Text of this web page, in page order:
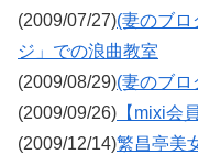
(2009/07/27)(妻のブロ
ジ」での浪曲教室
(2009/08/29)(妻のブロ
(2009/09/26) 【mixi会
(2009/12/14)繁昌亭美